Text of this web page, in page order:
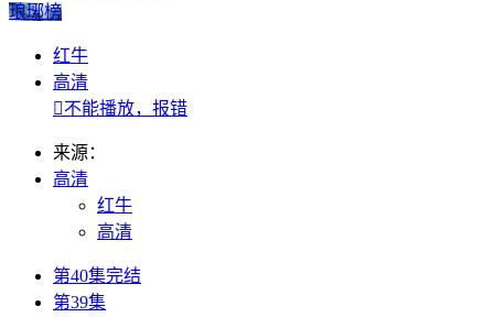
琅琊榜
红牛
高清
不能播放，报错
来源：
高清
红牛
高清
第40集完结
第39集